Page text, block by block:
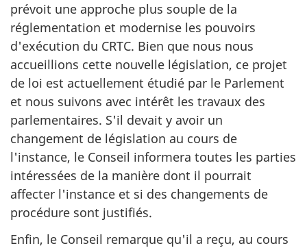
prévoit une approche plus souple de la
réglementation et modernise les pouvoirs
d'exécution du CRTC. Bien que nous nous
accueillions cette nouvelle législation, ce projet
de loi est actuellement étudié par le Parlement
et nous suivons avec intérêt les travaux des
parlementaires. S'il devait y avoir un
changement de législation au cours de
l'instance, le Conseil informera toutes les parties
intéressées de la manière dont il pourrait
affecter l'instance et si des changements de
procédure sont justifiés.
Enfin, le Conseil remarque qu'il a reçu, au cours